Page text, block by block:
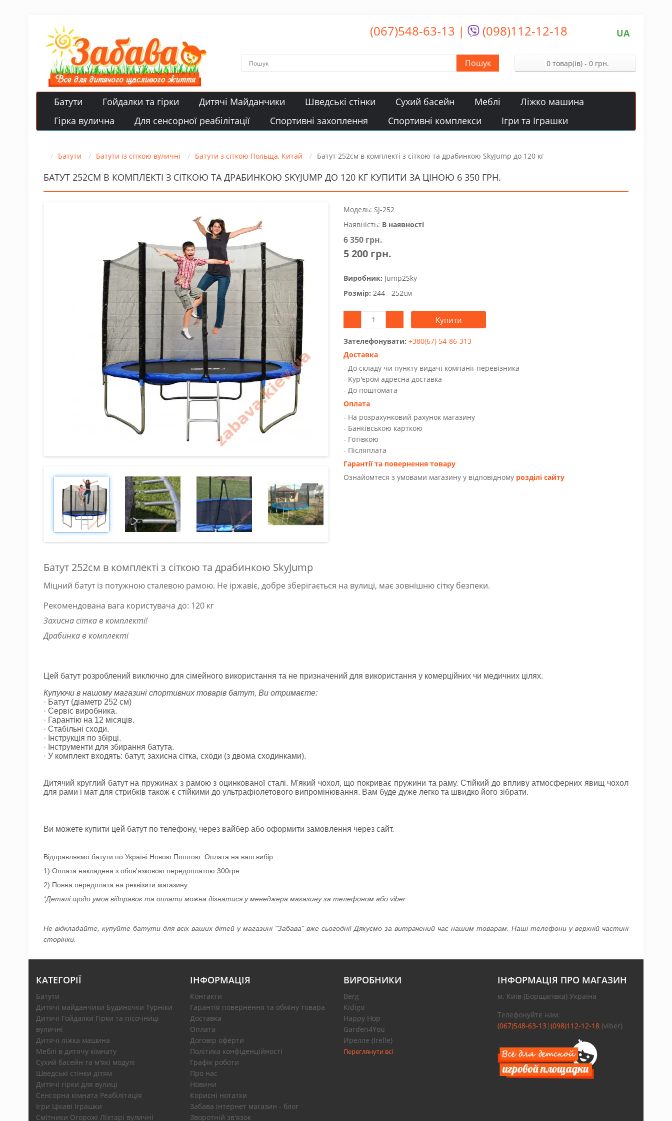
(067)548-63-13 | (098)112-12-18 UA
Пошук 0 товар(ів) - 0 грн.
Батути Гойдалки та гірки Дитячі Майданчики Шведські стінки Сухий басейн Меблі
Ліжко машина
Гірка вулична
Для сенсорної реабілітації Спортивні захоплення Спортивні комплекси Ігри та Іграшки
Батути Батути із сіткою вуличні Батути з сіткою Польща, Китай Батут 252см в комплекті з сіткою та драбинкою SkyJump до 120 кг
БАТУТ 252СМ В КОМПЛЕКТІ З СІТКОЮ ТА ДРАБИНКОЮ SKYJUMP ДО 120 КГ КУПИТИ ЗА ЦІНОЮ 6 350 ГРН.
Модель: SJ-252
Наявність: В наявності
6 350 грн.
5 200 грн.
Виробник: Jump2Sky
Розмір: 244 - 252см
Купити
Зателефонувати: +380(67) 54-86-313
Доставка
- До складу чи пункту видачі компанії-перевізника
- Kур'єром адресна доставка
- До поштомата
Оплата
- На розрахунковий рахунок магазину
- Банківською карткою
- Готівкою
- Післяплата
Гарантії та повернення товару
Ознайомтеся з умовами магазину у відповідному розділі сайту
Батут 252см в комплекті з сіткою та драбинкою SkyJump
Міцний батут із потужною сталевою рамою. Не іржавіє, добре зберігається на вулиці, має зовнішню сітку безпеки.
Рекомендована вага користувача до: 120 кг
Захисна сітка в комплекті!
Драбинка в комплекті
Цей батут розроблений виключно для сімейного використання та не призначений для використання у комерційних чи медичних цілях.
Купуючи в нашому магазині спортивних товарів батут, Ви отримаєте:
· Батут (діаметр 252 см)
· Сервіс виробника.
· Гарантію на 12 місяців.
· Стабільні сходи.
· Інструкція по збірці.
· Інструменти для збирання батута.
· У комплект входять: батут, захисна сітка, сходи (з двома сходинками).
Дитячий круглий батут на пружинах з рамою з оцинкованої сталі. М'який чохол, що покриває пружини та раму. Стійкий до впливу атмосферних явищ чохол
для рами і мат для стрибків також є стійкими до ультрафіолетового випромінювання. Вам буде дуже легко та швидко його зібрати.
Ви можете купити цей батут по телефону, через вайбер або оформити замовлення через сайт.
Відправляємо батути по Україні Новою Поштою. Оплата на ваш вибір:
1) Оплата накладена з обов'язковою передоплатою 300грн.
2) Повна передплата на реквізити магазину.
*Деталі щодо умов відправок та оплати можна дізнатися у менеджера магазину за телефоном або viber
Не відкладайте, купуйте батути для всіх ваших дітей у магазині "Забава" вже сьогодні! Дякуємо за витрачений час нашим товарам. Наші телефони у верхній частині
сторінки.
КАТЕГОРІЇ
Батути
Дитячі майданчики Будиночки Турніки
Дитячі Гойдалки Гірки та пісочниці
вуличні
Дитячі ліжка машина
Меблі в дитячу кімнату
Сухий басейн та м'які модулі
Шведські стінки дітям
Дитячі гірки для вулиці
Сенсорна кімната Реабілітація
Ігри Цікаві Іграшки
Смітники Огорожі Ліхтарі вуличні
ІНФОРМАЦІЯ
Контакти
Гарантія повернення та обміну товара
Доставка
Оплата
Договір оферти
Політика конфіденційності
Графік роботи
Про нас
Новини
Корисні нотатки
Забава інтернет магазин - блог
Зворотній зв'язок
ВИРОБНИКИ
Berg
Kidigo
Happy Hop
Garden4You
Ирелле (Irelle)
Переглянути всі
ІНФОРМАЦІЯ ПРО МАГАЗИН
м. Київ (Борщагівка) Україна
Телефонуйте нам:
(067)548-63-13| (098)112-12-18(viber)